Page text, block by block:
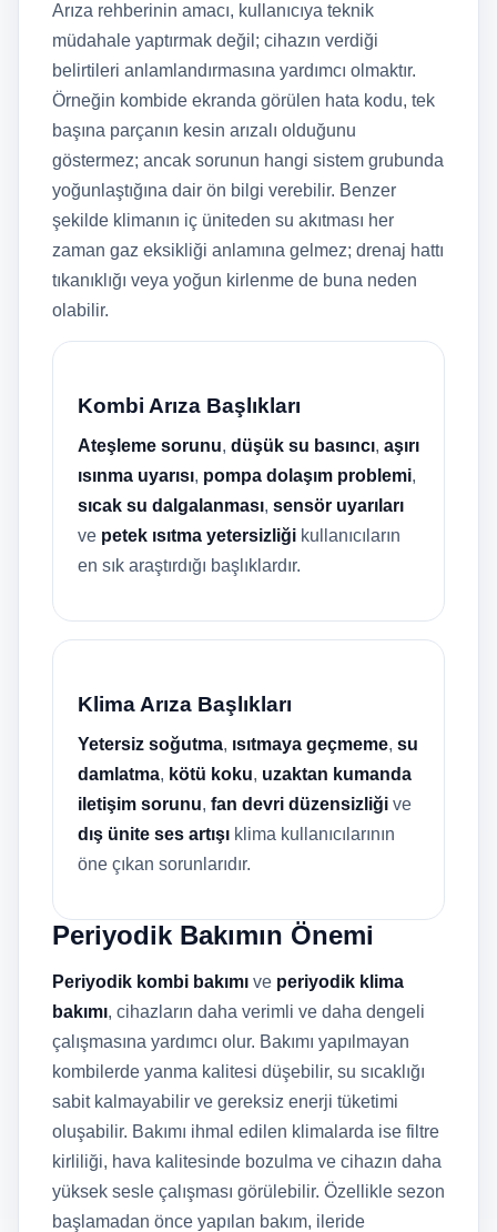
Arıza rehberinin amacı, kullanıcıya teknik
müdahale yaptırmak değil; cihazın verdiği
belirtileri anlamlandırmasına yardımcı olmaktır.
Örneğin kombide ekranda görülen hata kodu, tek
başına parçanın kesin arızalı olduğunu
göstermez; ancak sorunun hangi sistem grubunda
yoğunlaştığına dair ön bilgi verebilir. Benzer
şekilde klimanın iç üniteden su akıtması her
zaman gaz eksikliği anlamına gelmez; drenaj hattı
tıkanıklığı veya yoğun kirlenme de buna neden
olabilir.
Kombi Arıza Başlıkları
Ateşleme sorunu, düşük su basıncı, aşırı
ısınma uyarısı, pompa dolaşım problemi,
sıcak su dalgalanması, sensör uyarıları
ve petek ısıtma yetersizliği kullanıcıların
en sık araştırdığı başlıklardır.
Klima Arıza Başlıkları
Yetersiz soğutma, ısıtmaya geçmeme, su
damlatma, kötü koku, uzaktan kumanda
iletişim sorunu, fan devri düzensizliği ve
dış ünite ses artışı klima kullanıcılarının
öne çıkan sorunlarıdır.
Periyodik Bakımın Önemi
Periyodik kombi bakımı ve periyodik klima
bakımı, cihazların daha verimli ve daha dengeli
çalışmasına yardımcı olur. Bakımı yapılmayan
kombilerde yanma kalitesi düşebilir, su sıcaklığı
sabit kalmayabilir ve gereksiz enerji tüketimi
oluşabilir. Bakımı ihmal edilen klimalarda ise filtre
kirliliği, hava kalitesinde bozulma ve cihazın daha
yüksek sesle çalışması görülebilir. Özellikle sezon
başlamadan önce yapılan bakım, ileride